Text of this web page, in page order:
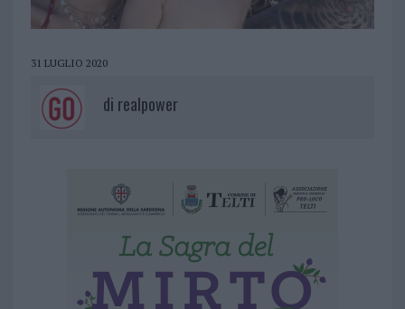
31 LUGLIO 2020
di realpower